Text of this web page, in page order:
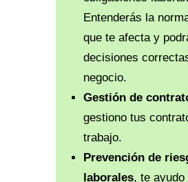
Entenderás la
que te afecta y
decisiones
negocio.
Gestión de
gestiono tus
trabajo.
Prevención de
laborales, te